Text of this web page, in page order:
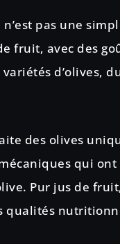
n’est pas une
fruit, avec des
d’olives,
des olives
qui ont
Pur jus de
qualités